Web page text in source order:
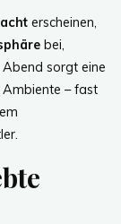
erscheinen,
bei,
sorgt eine
– fast